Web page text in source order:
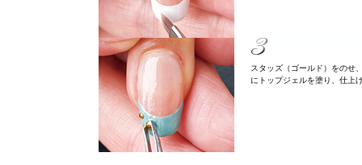
スタッズ（ゴールド）をのせ
にトップジェルを塗り、仕上